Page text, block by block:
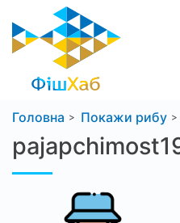
Головна Покажи рибу